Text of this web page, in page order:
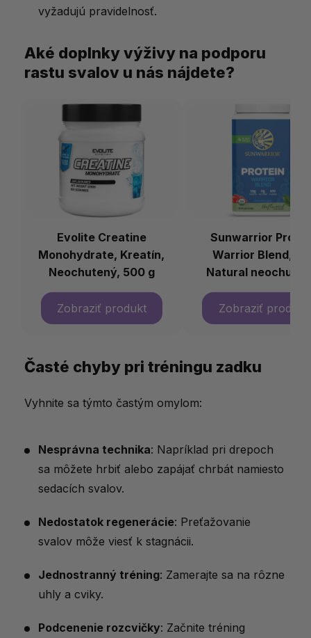
vyžadujú pravidelnosť.
Aké doplnky výživy na podporu
rastu svalov u nás nájdete?
Evolite Creatine
Monohydrate, Kreatín,
Neochutený, 500 g
Sunwarrior
Warrior Blend,
Natural
750 g
Časté chyby pri tréningu zadku
Vyhnite sa týmto častým omylom:
Nesprávna technika: Napríklad pri drepoch
sa môžete hrbiť alebo zapájať chrbát namiesto
sedacích svalov.
Nedostatok regenerácie: Preťažovanie
svalov môže viesť k stagnácii.
Jednostranný tréning: Zamerajte sa na rôzne
uhly a cviky.
Podcenenie rozcvičky: Začnite tréning